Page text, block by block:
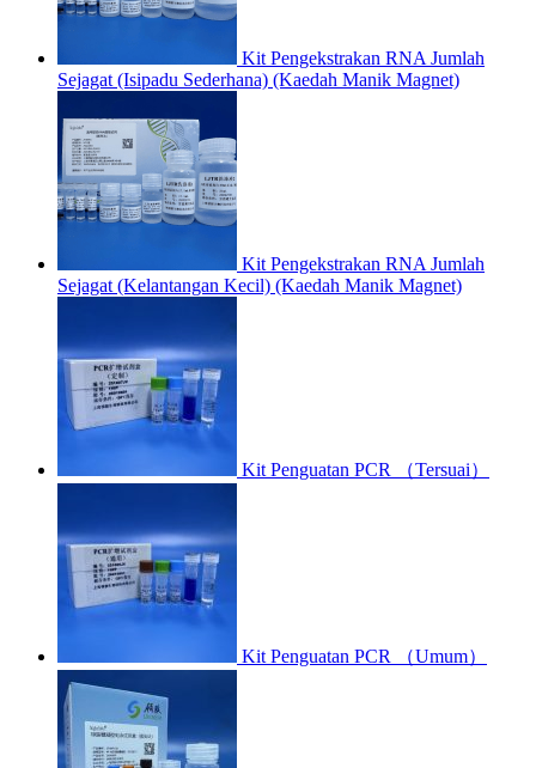
Kit Pengekstrakan RNA Jumlah
Sejagat (Isipadu Sederhana) (Kaedah Manik Magnet)
Kit Pengekstrakan RNA Jumlah
Sejagat (Kelantangan Kecil) (Kaedah Manik Magnet)
Kit Penguatan PCR （Tersuai）
Kit Penguatan PCR （Umum）